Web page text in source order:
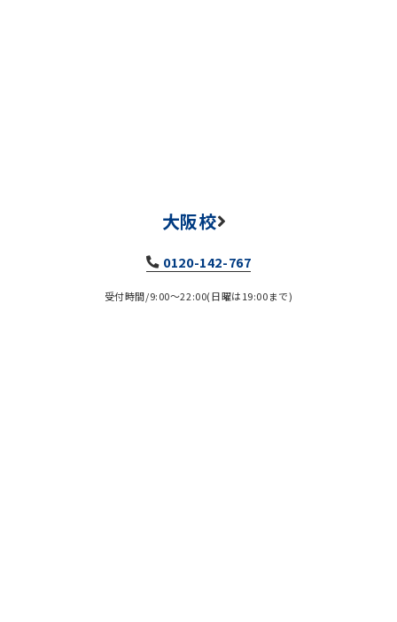
大阪校
0120-142-767
受付時間/9:00～22:00(日曜は19:00まで)